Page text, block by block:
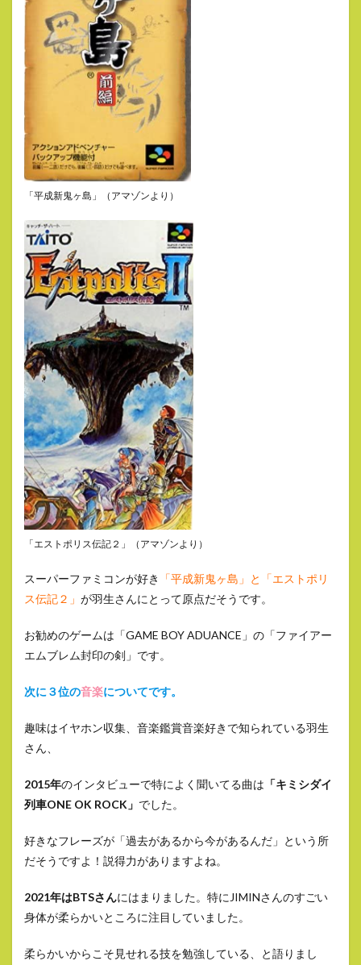
「平成新鬼ヶ島」（アマゾンより）
「エストポリス伝記２」（アマゾンより）
スーパーファミコンが好き
「平成新鬼ヶ島」と「エストポリ
ス伝記２」 が羽生さんにとって原点だそうです。
お勧めのゲームは「GAME BOY ADUANCE」の「ファイアー
エムブレム封印の剣」です。
次に３位の音楽についてです。
趣味はイヤホン収集、音楽鑑賞音楽好きで知られている羽生
さん、
2015年のインタビューで特によく聞いてる曲は 「キミシダイ
列車ONE OK ROCK」 でした。
好きなフレーズが「過去があるから今があるんだ」という所
だそうですよ！説得力がありますよね。
2021年はBTSさんにはまりました。特にJIMINさんのすごい
身体が柔らかいところに注目していました。
柔らかいからこそ見せれる技を勉強している、と語りまし